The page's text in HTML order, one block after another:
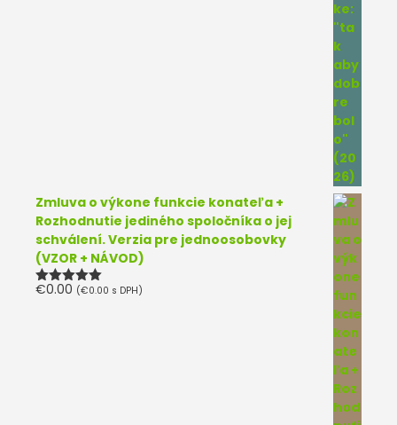
Zmluva o výkone funkcie konateľa +
Rozhodnutie jediného spoločníka o jej
schválení. Verzia pre jednoosobovky
(VZOR + NÁVOD)
Hodnotenie
€0.00 (€0.00 s DPH)